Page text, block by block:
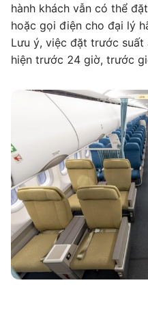
hành khách vẫn có thể
hoặc gọi điện cho đại lý
Lưu ý, việc đặt trước
hiện trước 24 giờ, trước